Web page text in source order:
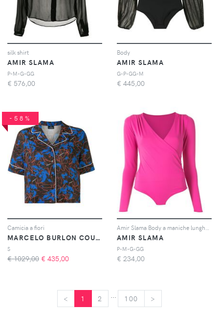
silk shirt
AMIR SLAMA
P-M-G-GG
€ 576,00
Body
AMIR SLAMA
G-P-GG-M
€ 445,00
-58%
Camicia a fiori
MARCELO BURLON COUNTY OF MILAN
S
€ 1029,00 € 435,00
AMIR SLAMA
P-M-G-GG
€ 234,00
< 1 2 100 >